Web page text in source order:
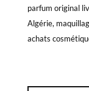
parfum original
Algérie,
achats